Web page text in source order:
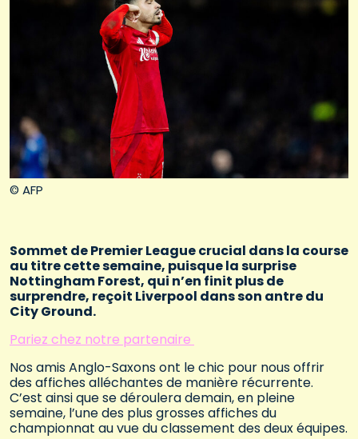
© AFP
Sommet de Premier League crucial dans la course
au titre cette semaine, puisque la surprise
Nottingham Forest, qui n’en finit plus de
surprendre, reçoit Liverpool dans son antre du
City Ground.
Pariez chez notre partenaire
Nos amis Anglo-Saxons ont le chic pour nous offrir
des affiches alléchantes de manière récurrente.
C’est ainsi que se déroulera demain, en pleine
semaine, l’une des plus grosses affiches du
championnat au vue du classement des deux équipes.